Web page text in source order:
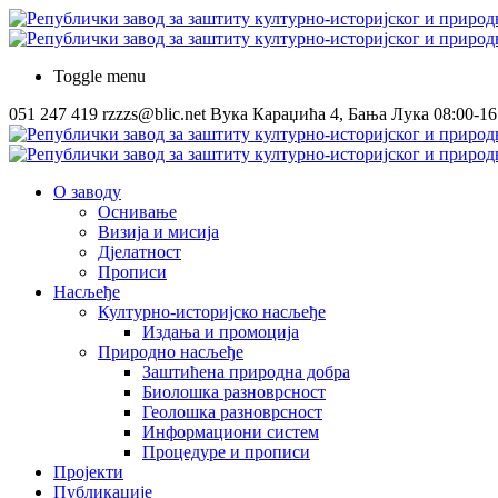
Toggle menu
051 247 419 rzzzs@blic.net Вука Караџића 4, Бања Лука 08:00-
О заводу
Оснивање
Визија и мисија
Дјелатност
Прописи
Насљеђе
Културно-историјско насљеђе
Издања и промоција
Природно насљеђе
Заштићена природна добра
Биолошка разноврсност
Геолошка разноврсност
Информациони систем
Процедуре и прописи
Пројекти
Публикације